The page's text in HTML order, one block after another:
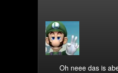
Oh neee das is